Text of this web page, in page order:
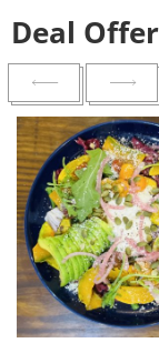
Deal Offer